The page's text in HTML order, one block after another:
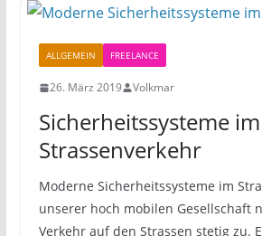
ALLGEMEIN FREELANCE
26. März 2019 Volkmar
Sicherheitssysteme im
Strassenverkehr
Moderne Sicherheitssysteme im
unserer hoch mobilen Gesellschaft
Verkehr auf den Strassen stetig zu.